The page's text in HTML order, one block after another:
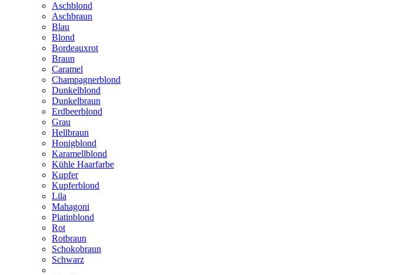
Aschblond
Aschbraun
Blau
Blond
Bordeauxrot
Braun
Caramel
Champagnerblond
Dunkelblond
Dunkelbraun
Erdbeerblond
Grau
Hellbraun
Honigblond
Karamellblond
Kühle Haarfarbe
Kupfer
Kupferblond
Lila
Mahagoni
Platinblond
Rot
Rotbraun
Schokobraun
Schwarz